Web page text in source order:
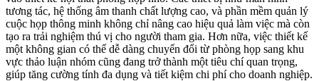
tương tác, hệ thống âm thanh chất lượng cao, và phần mềm quản lý
cuộc họp thông minh không chỉ nâng cao hiệu quả làm việc mà còn
tạo ra trải nghiệm thú vị cho người tham gia. Hơn nữa, việc thiết kế
một không gian có thể dễ dàng chuyển đổi từ phòng họp sang khu
vực thảo luận nhóm cũng đang trở thành một tiêu chí quan trọng,
giúp tăng cường tính đa dụng và tiết kiệm chi phí cho doanh nghiệp.